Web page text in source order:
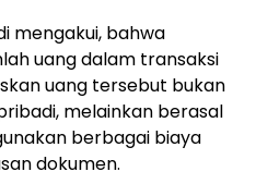
mengakui, bahwa
uang dalam transaksi
uang tersebut bukan
melainkan berasal
berbagai biaya
dokumen.